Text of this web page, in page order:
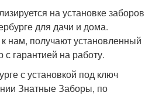
на установке заборов
для дачи и дома.
нам, получают установленный
гарантией на работу.
с установкой под ключ
Знатные Заборы, по